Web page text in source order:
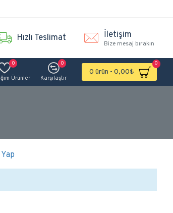
Hızlı Teslimat İletişim
Bize mesaj bırakın
Ürünler
0
Karşılaştır
0
0 ürün - 0,00₺
0